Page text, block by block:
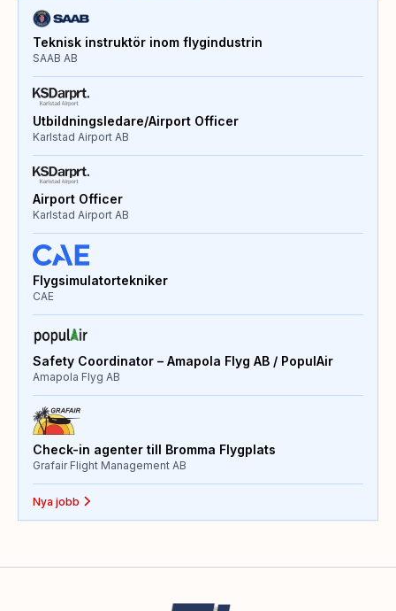
Teknisk instruktör inom flygindustrin
SAAB AB
Utbildningsledare/Airport Officer
Karlstad Airport AB
Airport Officer
Karlstad Airport AB
Flygsimulatortekniker
CAE
Safety Coordinator – Amapola Flyg AB / PopulAir
Amapola Flyg AB
Check-in agenter till Bromma Flygplats
Grafair Flight Management AB
Nya jobb